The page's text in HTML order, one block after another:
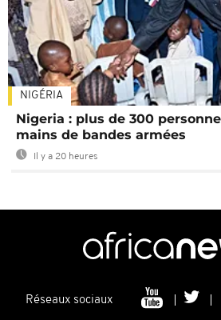
NIGÉRIA
Nigeria : plus de 300
mains de bandes armées
Il y a 20 heures
Réseaux sociaux